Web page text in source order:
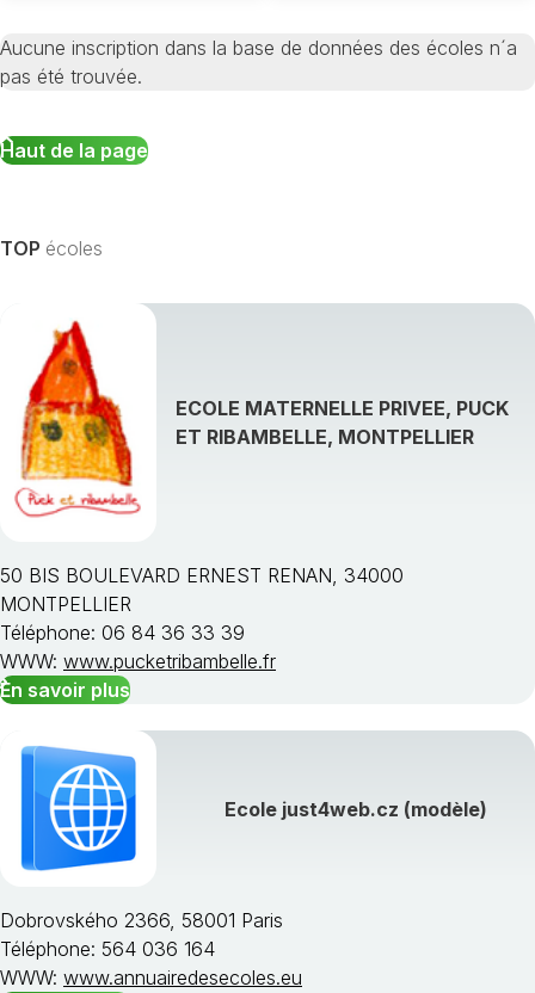
Aucune inscription dans la base de données des écoles n´a
pas été trouvée.
Haut de la page
TOP écoles
ECOLE MATERNELLE PRIVEE, PUCK
ET RIBAMBELLE, MONTPELLIER
50 BIS BOULEVARD ERNEST RENAN, 34000
MONTPELLIER
Téléphone: 06 84 36 33 39
WWW: www.pucketribambelle.fr
En savoir plus
Ecole just4web.cz (modèle)
Dobrovského 2366, 58001 Paris
Téléphone: 564 036 164
WWW: www.annuairedesecoles.eu